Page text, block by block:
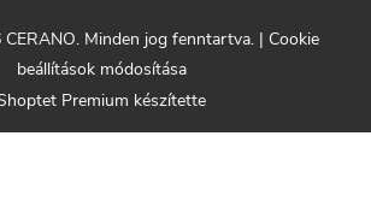
Premium készítette
CERANO. Minden jog fenntartva. | Cookie
beállítások módosítása